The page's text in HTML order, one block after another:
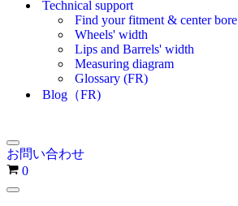
Technical support
Find your fitment & center bore
Wheels' width
Lips and Barrels' width
Measuring diagram
Glossary (FR)
Blog（FR)
ナ
ビ
ゲ
ー
お問い合わせ
お
0
ナ